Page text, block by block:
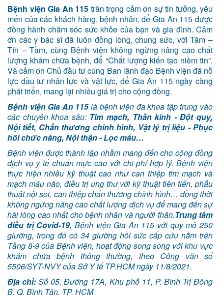
Bệnh viện Gia An 115 trân trọng cảm ơn sự tin tưởng, yêu
mến của các khách hàng, bệnh nhân, để Gia An 115 được
đồng hành chăm sóc sức khỏe của bạn và gia đình. Cảm
ơn các y bác sĩ đã luôn đồng lòng, chung sức, với Tâm –
Tín – Tầm, cùng Bệnh viện không ngừng nâng cao chất
lượng khám chữa bệnh, để “Chất lượng kiến tạo niềm tin”.
Và cảm ơn Chủ đầu tư cùng Ban lãnh đạo Bệnh viện đã nỗ
lực đầu tư nhân lực và vật lực, để Gia An 115 ngày càng
phát triển, mang lại nhiều giá trị cho cộng đồng.
Bệnh viện Gia An 115là bệnh viện đa khoa tập trung vào
các chuyên khoa sâu: Tim mạch, Thần kinh - Đột quỵ,
Nội tiết, Chấn thương chỉnh hình, Vật lý trị liệu - Phục
hồi chức năng, Nội thận - Lọc máu…
Bệnh viện được thành lập nhằm mang đến cho cộng đồng
dịch vụ y tế chuẩn mực cao với chi phí hợp lý. Bệnh viện
thực hiện nhiều kỹ thuật cao như can thiệp tim mạch và
mạch máu não, điều trị ung thư với kỹ thuật tiên tiến, phẫu
thuật nội soi, can thiệp chấn thương chỉnh hình… đồng thời
không ngừng nâng cao chất lượng dịch vụ để mang đến sự
hài lòng cao nhất cho bệnh nhân và người thân.Trung tâm
điều trị Covid-19, Bệnh viện Gia An 115 với quy mô 250
giường, trong đó có 34 giường hồi sức cấp cứu nằm trên
Tầng 8-9 của Bệnh viện, hoạt động song song với khu vực
khám chữa bệnh thông thường, theo Công văn số
5506/SYT-NVY của Sở Y tế TP.HCM ngày 11/8/2021.
Địa chỉ: Số 05, Đường 17A, Khu phố 11, P. Bình Trị Đông
B, Q. Bình Tân, TP. HCM